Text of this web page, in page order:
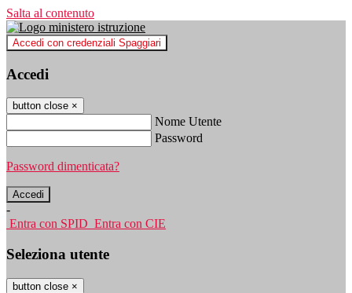
Salta al contenuto
Accedi con credenziali Spaggiari
Accedi
button close ×
Nome Utente
Password
Password dimenticata?
-
Entra con SPID Entra con CIE
Seleziona utente
button close ×